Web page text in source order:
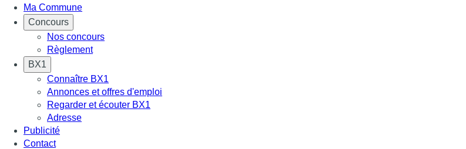
Ma Commune
Concours
Nos concours
Règlement
BX1
Connaître BX1
Annonces et offres d'emploi
Regarder et écouter BX1
Adresse
Publicité
Contact